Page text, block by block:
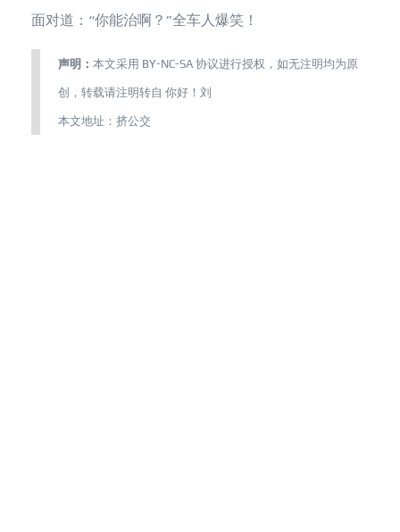
面对道：“你能治啊？”全车人爆笑！
声明： 本文采用 BY-NC-SA 协议进行授权，如无注明均为原
创，转载请注明转自 你好！刘
本文地址： 挤公交